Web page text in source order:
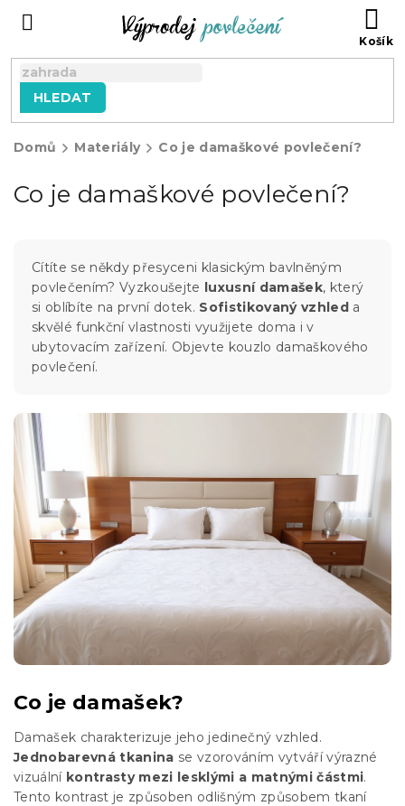
HLEDAT
Domů Materiály Co je damaškové povlečení?
Co je damaškové povlečení?
Cítíte se někdy přesyceni klasickým bavlněným
povlečením? Vyzkoušejte luxusní damašek, který
si oblíbíte na první dotek. Sofistikovaný vzhled a
skvělé funkční vlastnosti využijete doma i v
ubytovacím zařízení. Objevte kouzlo damaškového
povlečení.
Co je damašek?
Damašek charakterizuje jeho jedinečný vzhled.
Jednobarevná tkanina se vzorováním vytváří výrazné
vizuální kontrasty mezi lesklými a matnými částmi.
Tento kontrast je způsoben odlišným způsobem tkaní